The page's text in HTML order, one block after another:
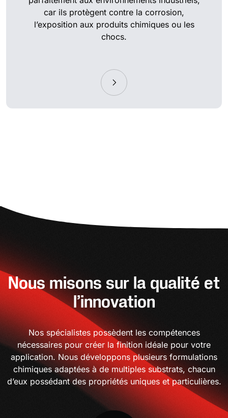
car ils protègent contre la corrosion,
l’exposition aux produits chimiques ou les
chocs.
Nous misons sur la qualité et
l’innovation
Nos spécialistes possèdent les compétences
nécessaires pour créer la finition idéale pour votre
application. Nous développons plusieurs formulations
chimiques adaptées à de multiples substrats, chacun
d’eux possédant des propriétés uniques et particulières.